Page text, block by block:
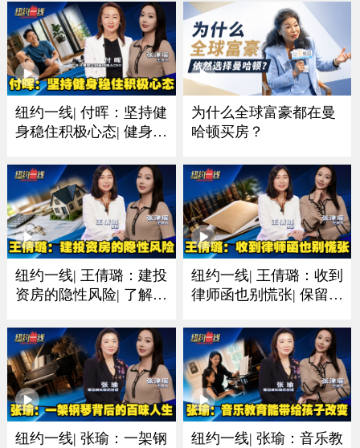
纽约一线| 付晖：坚持健
身稳住积极心态| 健身比
为什么全球富豪都在曼
哈顿买房？
纽约一线| 王倩璐：建投
资房的隐性风险| 了解法
纽约一线| 王倩璐：收到
律师函也别慌张| 保留证
纽约一线| 张瑜：一架钢
纽约一线| 张瑜：音乐教